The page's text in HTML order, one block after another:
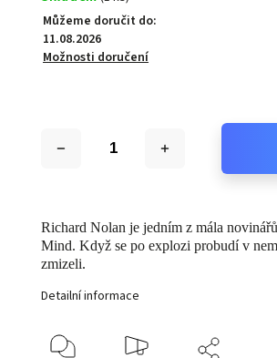
Můžeme doručit do:
11.08.2026
Možnosti doručení
Richard Nolan je jedním z mála
Mind. Když se po explozi probudí v
zmizeli.
Detailní informace